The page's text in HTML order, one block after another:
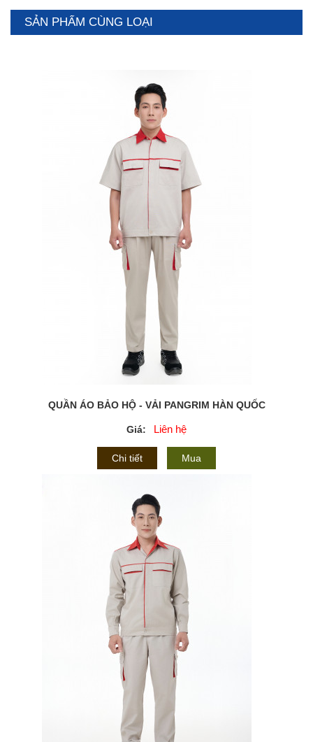
SẢN PHẨM CÙNG LOẠI
QUẦN ÁO BẢO HỘ - VẢI PANGRIM HÀN QUỐC
Giá: Liên hệ
Chi tiết Mua